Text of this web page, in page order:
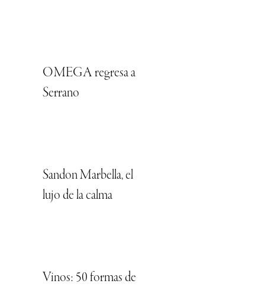
OMEGA regresa a
Serrano
Sandon Marbella, el
lujo de la calma
Vinos: 50 formas de